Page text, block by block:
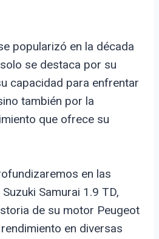
popularizó en la década
se destaca por su
capacidad para enfrentar
también por la
que ofrece su
en las
Samurai 1.9 TD,
de su motor Peugeot
en diversas